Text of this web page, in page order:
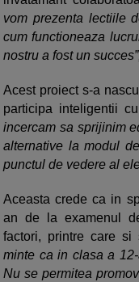
vom prezenta lectiile
cum functioneaza
nostru a fost un
Acest proiect s-a
participa inteligentii
incercam sa sprijinim
alternative la modul
punctul de vedere al
Aceasta crede ca in
an de la examenul
factori, printre care si
minte ca in clasa a
Nu se permitea